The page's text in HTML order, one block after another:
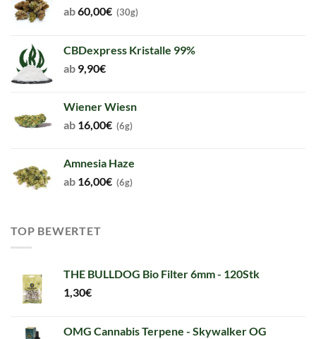
ab60,00€ (30g)
CBDexpress Kristalle 99%
ab 9,90€
Wiener Wiesn
ab 16,00€ (6g)
Amnesia Haze
ab 16,00€ (6g)
TOP BEWERTET
THE BULLDOG Bio Filter 6mm - 120Stk
1,30€
OMG Cannabis Terpene - Skywalker OG